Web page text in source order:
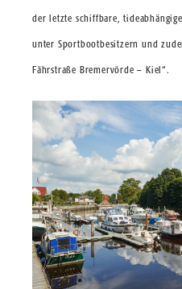
der letzte schiffbare,
unter Sportbootbesitzern und
Fährstraße Bremervörde – Kiel“.